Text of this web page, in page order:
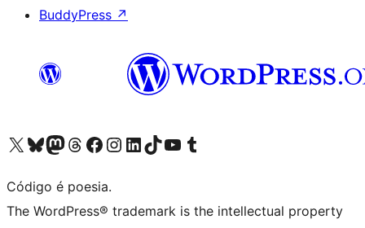
BuddyPress ↗
Acessar nossa conta do X (antigo Twitter)
Acessar nossa conta do Bluesky
Acessar nossa conta do Mastodon
Acessar nossa conta do Threads
Acessar nossa página do Facebook
Acessar nossa conta do Instagram
Acessar nossa conta do LinkedIn
Acessar nossa conta do TikTok
Acessar nosso canal do YouTube
Acessar nossa conta no Tumblr
Código é poesia.
The WordPress® trademark is the intellectual property